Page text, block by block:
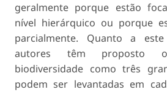
geralmente porque estão
nível hierárquico ou porque
parcialmente. Quanto a
autores têm proposto
biodiversidade como três
podem ser levantadas em